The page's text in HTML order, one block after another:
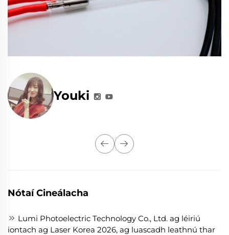
Youki
Nótaí Cineálacha
Lumi Photoelectric Technology Co., Ltd. ag léiriú
iontach ag Laser Korea 2026, ag luascadh leathnú thar